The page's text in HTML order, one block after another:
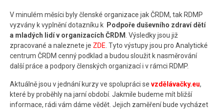
V minulém měsíci byly členské organizace jak ČRDM, tak RDMP
vyzvány k vyplnění dotazníku k Podpoře duševního zdraví dětí
a mladých lidí v organizacích ČRDM . Výsledky jsou již
zpracované a naleznete je ZDE . Tyto výstupy jsou pro Analytické
centrum ČRDM cenný podklad a budou sloužit k nasměrování
další práce a podpory členských organizací i v rámci RDMP.
Aktuálně jsou v jednání kurzy ve spolupráci se vzdělávačky.eu,
které by proběhly na jarní období. Jakmile budeme mít bližší
informace, rádi vám dáme vědět. Jejich zaměření bude vycházet